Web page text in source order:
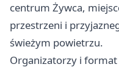
centrum Żywca,
przestrzeni i
świeżym powietrzu.
Organizatorzy i